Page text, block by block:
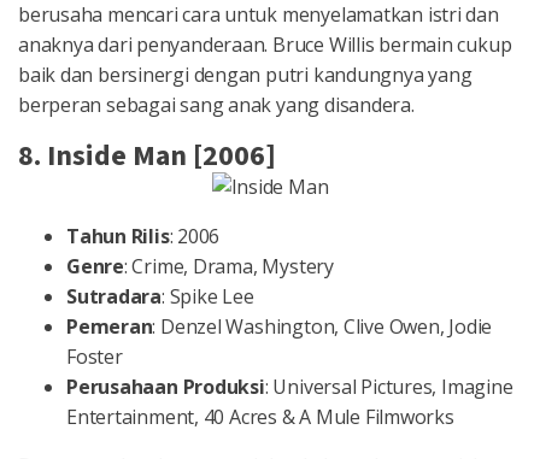
berusaha mencari cara untuk menyelamatkan istri dan
anaknya dari penyanderaan. Bruce Willis bermain cukup
baik dan bersinergi dengan putri kandungnya yang
berperan sebagai sang anak yang disandera.
8. Inside Man [2006]
Tahun Rilis: 2006
Genre: Crime, Drama, Mystery
Sutradara: Spike Lee
Pemeran: Denzel Washington, Clive Owen, Jodie
Foster
Perusahaan Produksi: Universal Pictures, Imagine
Entertainment, 40 Acres & A Mule Filmworks